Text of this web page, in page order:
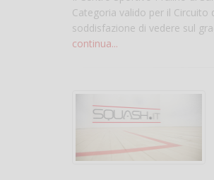
Categoria valido per il Circuito
soddisfazione di vedere sul
continua...